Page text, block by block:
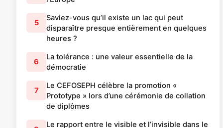
5
Saviez-vous qu’il existe un lac qui peut
disparaître presque entièrement en quelques
heures ?
6
La tolérance : une valeur essentielle de la
démocratie
7
Le CEFOSEPH célèbre la promotion «
Prototype » lors d’une cérémonie de collation
de diplômes
Le rapport entre le visible et l’invisible dans le